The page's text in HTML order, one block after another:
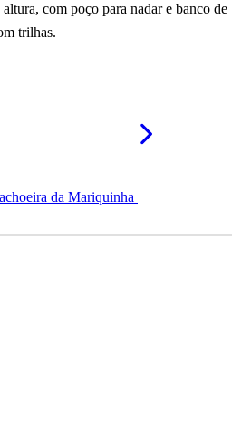
Pontecom poço para nadar e banco de
trilhas.
da Mariquinha